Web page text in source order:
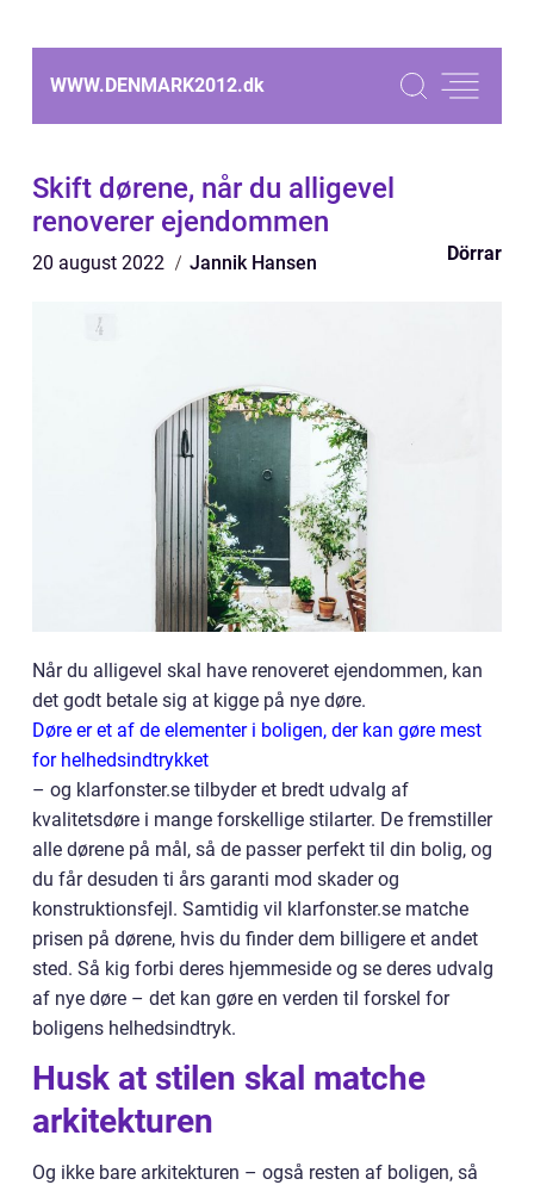
WWW.DENMARK2012.dk
Skift dørene, når du alligevel
renoverer ejendommen
20 august 2022 Jannik Hansen Dörrar
Når du alligevel skal have renoveret ejendommen, kan
det godt betale sig at kigge på nye døre.
Døre er et af de elementer i boligen, der kan gøre mest
for helhedsindtrykket
– og klarfonster.se tilbyder et bredt udvalg af
kvalitetsdøre i mange forskellige stilarter. De fremstiller
alle dørene på mål, så de passer perfekt til din bolig, og
du får desuden ti års garanti mod skader og
konstruktionsfejl. Samtidig vil klarfonster.se matche
prisen på dørene, hvis du finder dem billigere et andet
sted. Så kig forbi deres hjemmeside og se deres udvalg
af nye døre – det kan gøre en verden til forskel for
boligens helhedsindtryk.
Husk at stilen skal matche
arkitekturen
Og ikke bare arkitekturen – også resten af boligen, så